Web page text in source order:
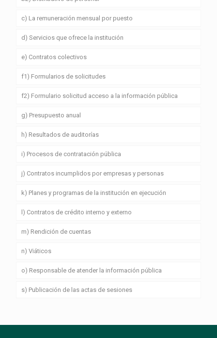
c) La remuneración mensual por puesto
d) Servicios que ofrece la institución
e) Contratos colectivos
f1) Formularios de solicitudes
f2) Formulario solicitud acceso a la información pública
g) Presupuesto anual
h) Resultados de auditorías
i) Procesos de contratación pública
j) Contratos incumplidos por empresas y personas
k) Planes y programas de la institución en ejecución
l) Contratos de crédito interno y externo
m) Rendición de cuentas
n) Viáticos
o) Responsable de atender la información pública
s) Publicación de las actas de sesiones